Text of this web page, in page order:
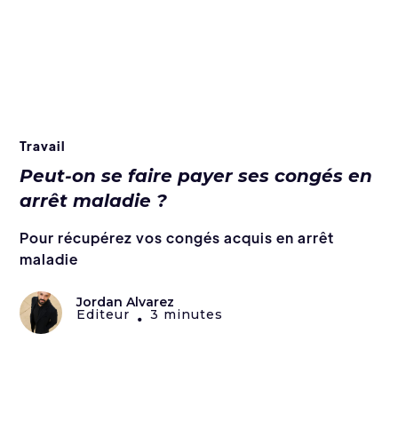
Travail
Peut-on se faire payer ses congés en
arrêt maladie ?
Pour récupérez vos congés acquis en arrêt
maladie
Jordan Alvarez
Editeur • 3 minutes